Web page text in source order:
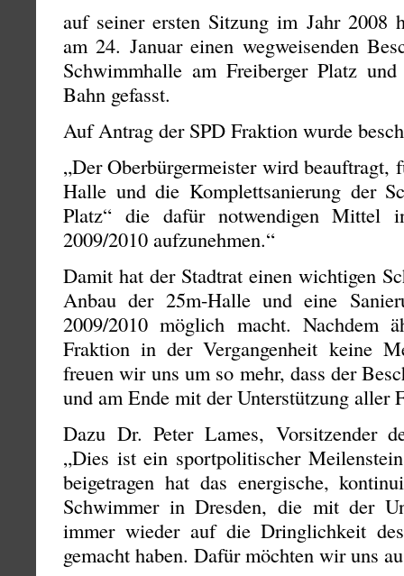
auf seiner ersten Sitzung im Jahr 2008
am 24. Januar einen wegweisenden
Schwimmhalle am Freiberger Platz
Bahn gefasst.
Auf Antrag der SPD Fraktion wurde
„Der Oberbürgermeister wird beauftragt,
Halle und die Komplettsanierung der
Platz“ die dafür notwendigen Mittel
2009/2010 aufzunehmen.“
Damit hat der Stadtrat einen wichtigen
Anbau der 25m-Halle und eine
2009/2010 möglich macht. Nachdem
Fraktion in der Vergangenheit keine
freuen wir uns um so mehr, dass der
und am Ende mit der Unterstützung aller
Dazu Dr. Peter Lames, Vorsitzender
„Dies ist ein sportpolitischer
beigetragen hat das energische,
Schwimmer in Dresden, die mit der
immer wieder auf die Dringlichkeit
gemacht haben. Dafür möchten wir uns